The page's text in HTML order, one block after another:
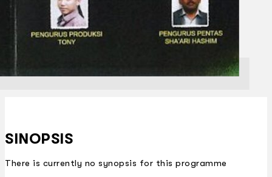
SINOPSIS
There is currently no synopsis for this programme